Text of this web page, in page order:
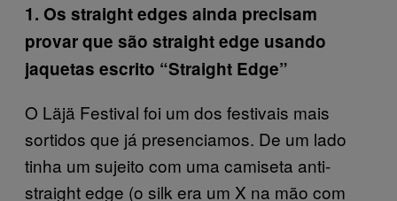
1. Os straight edges ainda precisam
provar que são straight edge usando
jaquetas escrito “Straight Edge”
O Läjä Festival foi um dos festivais mais
sortidos que já presenciamos. De um lado
tinha um sujeito com uma camiseta anti-
straight edge (o silk era um X na mão com